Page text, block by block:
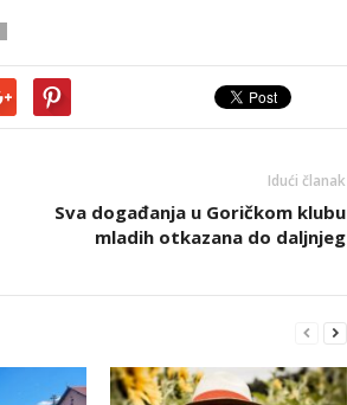
Idući članak
Sva događanja u Goričkom klubu
mladih otkazana do daljnjeg